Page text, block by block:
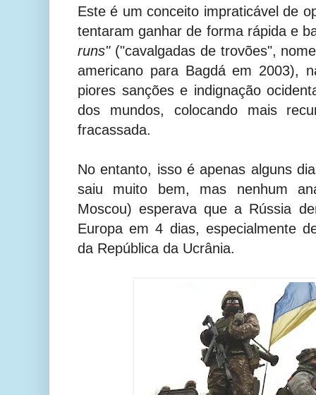
Este é um conceito impraticável de
tentaram ganhar de forma rápida e
runs"("cavalgadas de trovões",
americano para Bagdá em 2003),
piores sanções e indignação
dos mundos, colocando mais
fracassada.
No entanto, isso é apenas alguns
saiu muito bem, mas nenhum
Moscou) esperava que a Rússia
Europa em 4 dias, especialmente
da República da Ucrânia.